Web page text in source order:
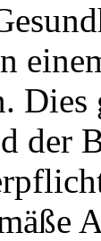
Dies
der